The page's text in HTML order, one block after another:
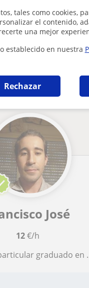
tales como cookies,
el contenido,
una mejor
establecido en nuestra
Rechazarinteresarte
José
12€/h
matemáticas y física por la UCM. Doy clases a nivel de ESO y bachillerato.